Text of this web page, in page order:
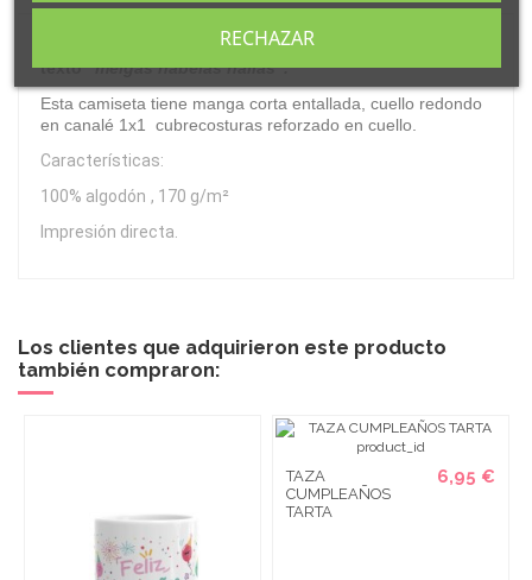
camiseta blancaentallada decorada con el
texto "meigas habelas hailas".
Esta camiseta tiene manga corta entallada, cuello redondo
en canalé 1x1 cubrecosturas reforzado en cuello.
Características:
100% algodón , 170 g/m²
Impresión directa.
Los clientes que adquirieron este producto
también compraron:
TAZA
CUMPLEAÑOS
TARTA
6,95 €
RECHAZAR